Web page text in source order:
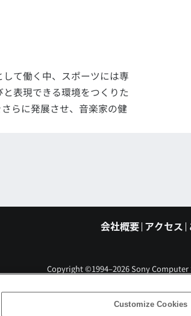
て働く中、スポーツには専
表現できる環境をつくりた
らに発展させ、音楽家の健
会社概要 アクセス
Copyright ©1994–2026 Sony
Customize Cookies